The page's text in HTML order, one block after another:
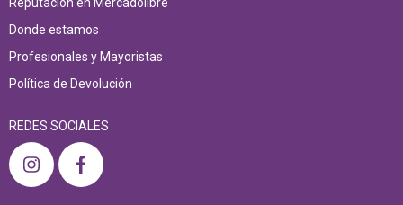
Donde estamos
Profesionales y Mayoristas
Política de Devolución
REDES SOCIALES